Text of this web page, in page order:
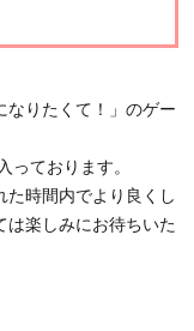
なりたくて！」のゲー
っております。
た時間内でより良くし
は楽しみにお待ちいた